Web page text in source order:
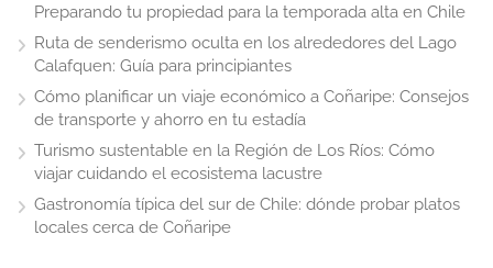
Preparando tu propiedad para la temporada alta en Chile
Ruta de senderismo oculta en los alrededores del Lago
Calafquen: Guía para principiantes
Cómo planificar un viaje económico a Coñaripe: Consejos
de transporte y ahorro en tu estadía
Turismo sustentable en la Región de Los Ríos: Cómo
viajar cuidando el ecosistema lacustre
Gastronomía típica del sur de Chile: dónde probar platos
locales cerca de Coñaripe